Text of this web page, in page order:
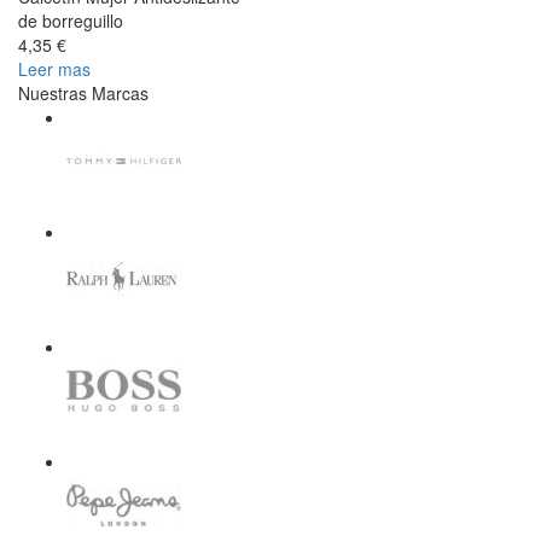
de borreguillo
4,35 €
Leer mas
Nuestras Marcas